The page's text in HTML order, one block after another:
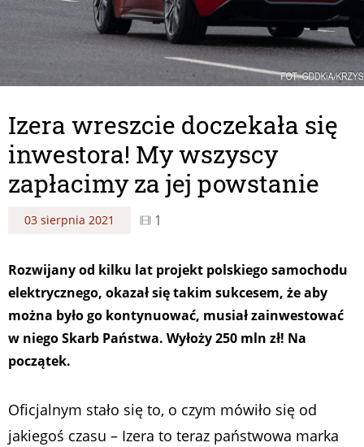
Izera wreszcie doczekała się
inwestora! My wszyscy
zapłacimy za jej powstanie
03 sierpnia 2021 1
Rozwijany od kilku lat projekt polskiego samochodu
elektrycznego, okazał się takim sukcesem, że aby
można było go kontynuować, musiał zainwestować
w niego Skarb Państwa. Wyłoży 250 mln zł! Na
początek.
Oficjalnym stało się to, o czym mówiło się od
jakiegoś czasu – Izera to teraz państwowa marka